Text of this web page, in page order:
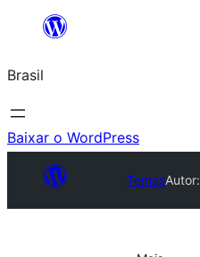
o
conteúdo
Brasil
Baixar o WordPress
TemasAutor: